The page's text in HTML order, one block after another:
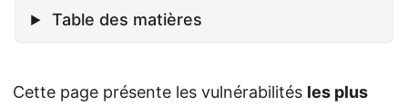
Table des matières
Cette page présente les vulnérabilités les plus